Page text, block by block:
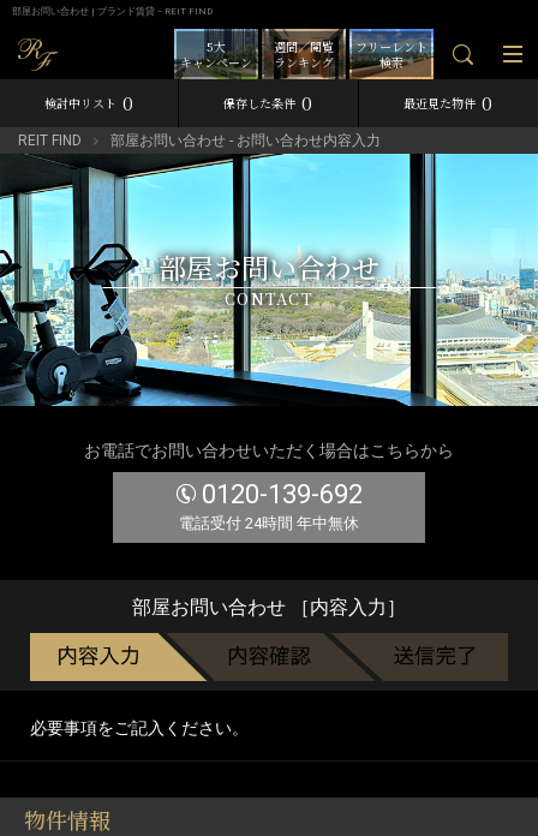
部屋お問い合わせ | ブランド賃貸－REIT FIND
フリーレント
検索
週間／閲覧
ランキング
5大
キャンペーン
検討中リスト 0 保存した条件 0 最近見た物件 0
REIT FIND 部屋お問い合わせ - お問い合わせ内容入力
部屋お問い合わせ
CONTACT
お電話でお問い合わせいただく場合はこちらから
0120-139-692
電話受付 24時間 年中無休
部屋お問い合わせ ［内容入力］
必要事項をご記入ください。
物件情報